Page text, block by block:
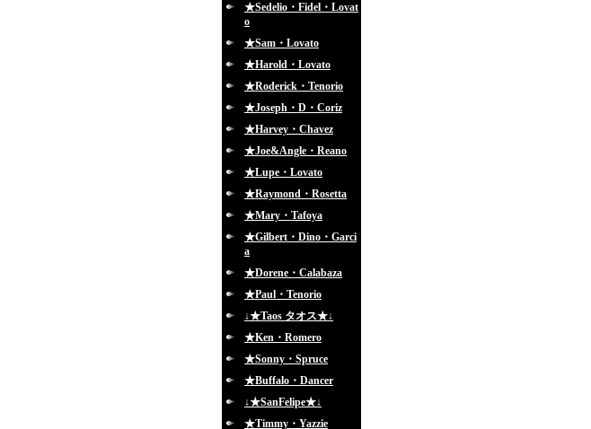
★Sedelio・Fidel・Lovat
o
★Sam・Lovato
★Harold・Lovato
★Roderick・Tenorio
★Joseph・D・Coriz
★Harvey・Chavez
★Joe&Angle・Reano
★Lupe・Lovato
★Raymond・Rosetta
★Mary・Tafoya
★Gilbert・Dino・Garci
a
★Dorene・Calabaza
★Paul・Tenorio
↓★Taos タオス★↓
★Ken・Romero
★Sonny・Spruce
★Buffalo・Dancer
↓★SanFelipe★↓
★Timmy・Yazzie